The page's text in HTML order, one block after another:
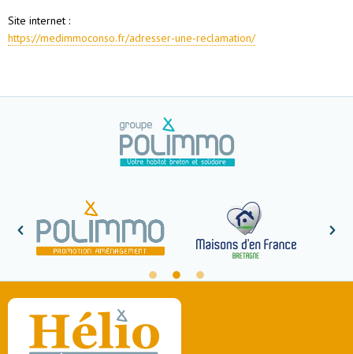
Site internet :
https://medimmoconso.fr/adresser-une-reclamation/